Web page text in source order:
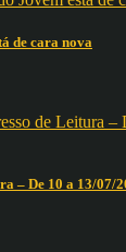
de cara nova
– De 10 a 13/07/